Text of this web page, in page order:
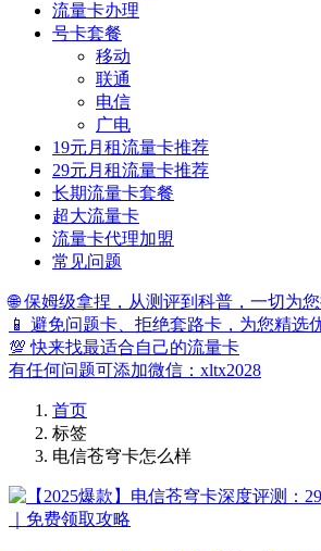
流量卡办理
号卡套餐
移动
联通
电信
广电
19元月租流量卡推荐
29元月租流量卡推荐
长期流量卡套餐
超大流量卡
流量卡代理加盟
常见问题
🌐 保姆级拿捏，从测评到科普，一切为您
📱 避免问题卡、拒绝套路卡，为您精选
💯 快来找最适合自己的流量卡
有任何问题可添加微信：xltx2028
首页
标签
电信苍穹卡怎么样